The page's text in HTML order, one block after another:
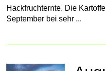
Hackfruchternte. Die
September bei sehr ...